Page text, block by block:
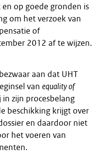
op goede gronden is
om het verzoek van
of
2012 af te wijzen.
aan dat UHT
van equality of
zijn procesbelang
beschikking krijgt over
en daardoor niet
het voeren van